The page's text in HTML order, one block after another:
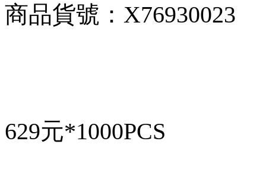
商品貨號：X76930023
629元*1000PCS